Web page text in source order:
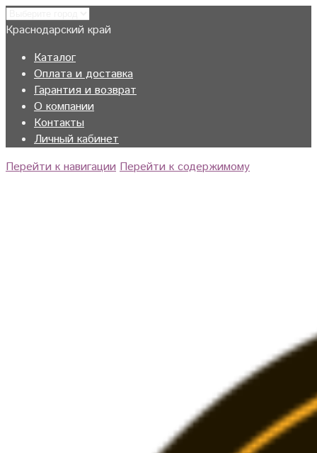
Краснодарский край
Каталог
Оплата и доставка
Гарантия и возврат
О компании
Контакты
Личный кабинет
Перейти к навигации Перейти к содержимому